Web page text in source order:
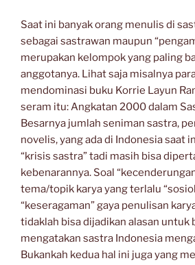
Saat ini banyak orang menulis di
sebagai sastrawan maupun
merupakan kelompok yang paling
anggotanya. Lihat saja misalnya
mendominasi buku Korrie Layun
seram itu: Angkatan 2000 dalam
Besarnya jumlah seniman sastra,
novelis, yang ada di Indonesia saat
“krisis sastra” tadi masih bisa
kebenarannya. Soal
tema/topik karya yang terlalu
“keseragaman” gaya penulisan
tidaklah bisa dijadikan alasan untuk
mengatakan sastra Indonesia
Bukankah kedua hal ini juga yang